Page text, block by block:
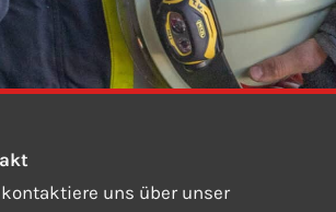
uns über unser